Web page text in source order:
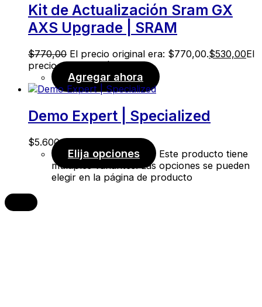
Kit de Actualización Sram GX
AXS Upgrade | SRAM
$770,00 El precio original era: $770,00.$530,00El
precio actual es: $530,00.
Agregar ahora
Demo Expert | Specialized
$5.600,00
Elija opciones
Este producto tiene
múltiples variantes. Las opciones se pueden
elegir en la página de producto